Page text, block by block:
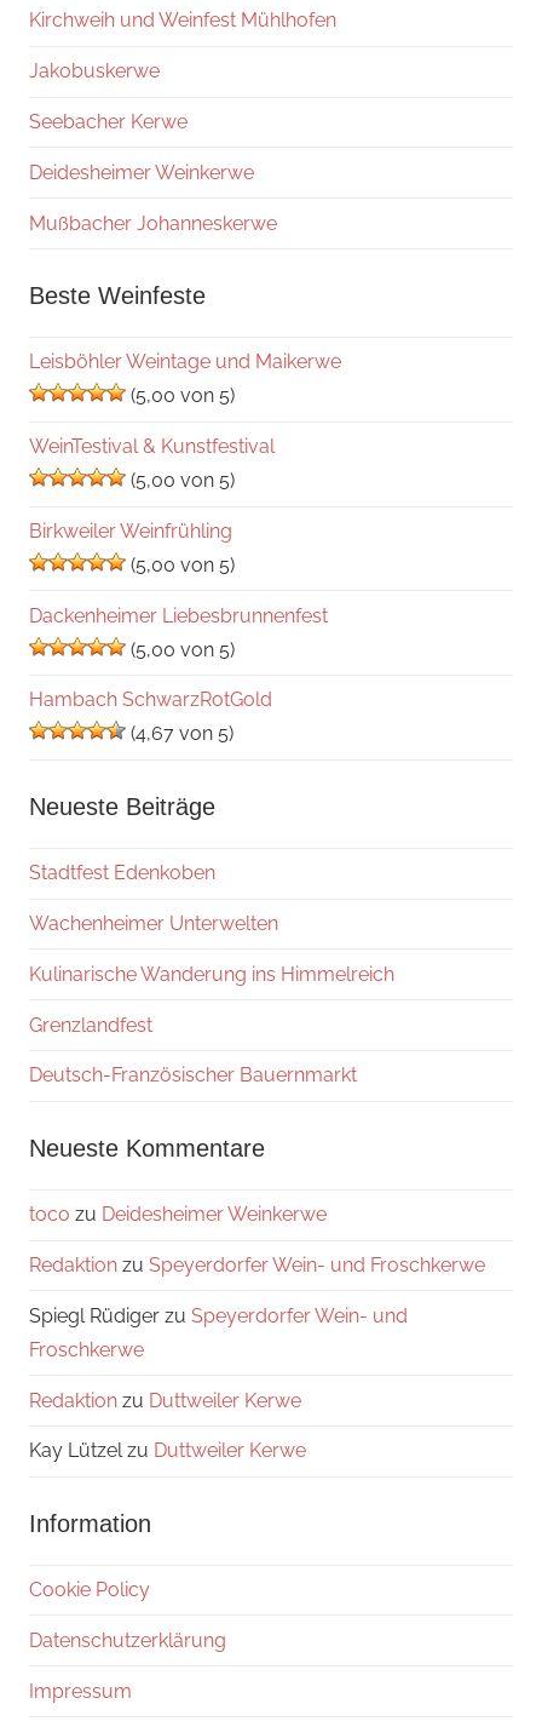
Kirchweih und Weinfest Mühlhofen
Jakobuskerwe
Seebacher Kerwe
Deidesheimer Weinkerwe
Mußbacher Johanneskerwe
Beste Weinfeste
Leisböhler Weintage und Maikerwe
(5,00 von 5)
WeinTestival & Kunstfestival
(5,00 von 5)
Birkweiler Weinfrühling
(5,00 von 5)
Dackenheimer Liebesbrunnenfest
(5,00 von 5)
Hambach SchwarzRotGold
(4,67 von 5)
Neueste Beiträge
Stadtfest Edenkoben
Wachenheimer Unterwelten
Kulinarische Wanderung ins Himmelreich
Grenzlandfest
Deutsch-Französischer Bauernmarkt
Neueste Kommentare
toco zu Deidesheimer Weinkerwe
Redaktion zu Speyerdorfer Wein- und Froschkerwe
Spiegl Rüdiger zu Speyerdorfer Wein- und
Froschkerwe
Redaktion zu Duttweiler Kerwe
Kay Lützelzu Duttweiler Kerwe
Information
Cookie Policy
Datenschutzerklärung
Impressum